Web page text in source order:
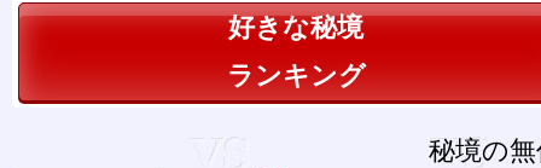
好きな秘境
ランキング
秘境の